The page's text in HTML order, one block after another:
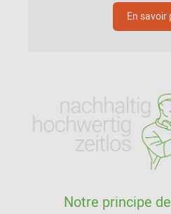
En savoir
Notre principe